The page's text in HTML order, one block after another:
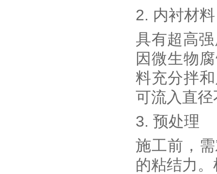
2. 内衬材料
具有超高
因微生物
料充分拌
可流入直
3. 预处理
施工前，
的粘结力